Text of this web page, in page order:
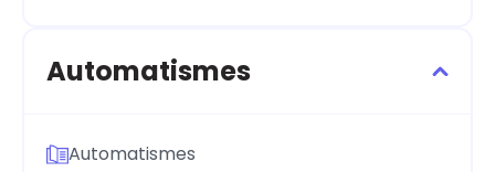
Automatismes
Automatismes